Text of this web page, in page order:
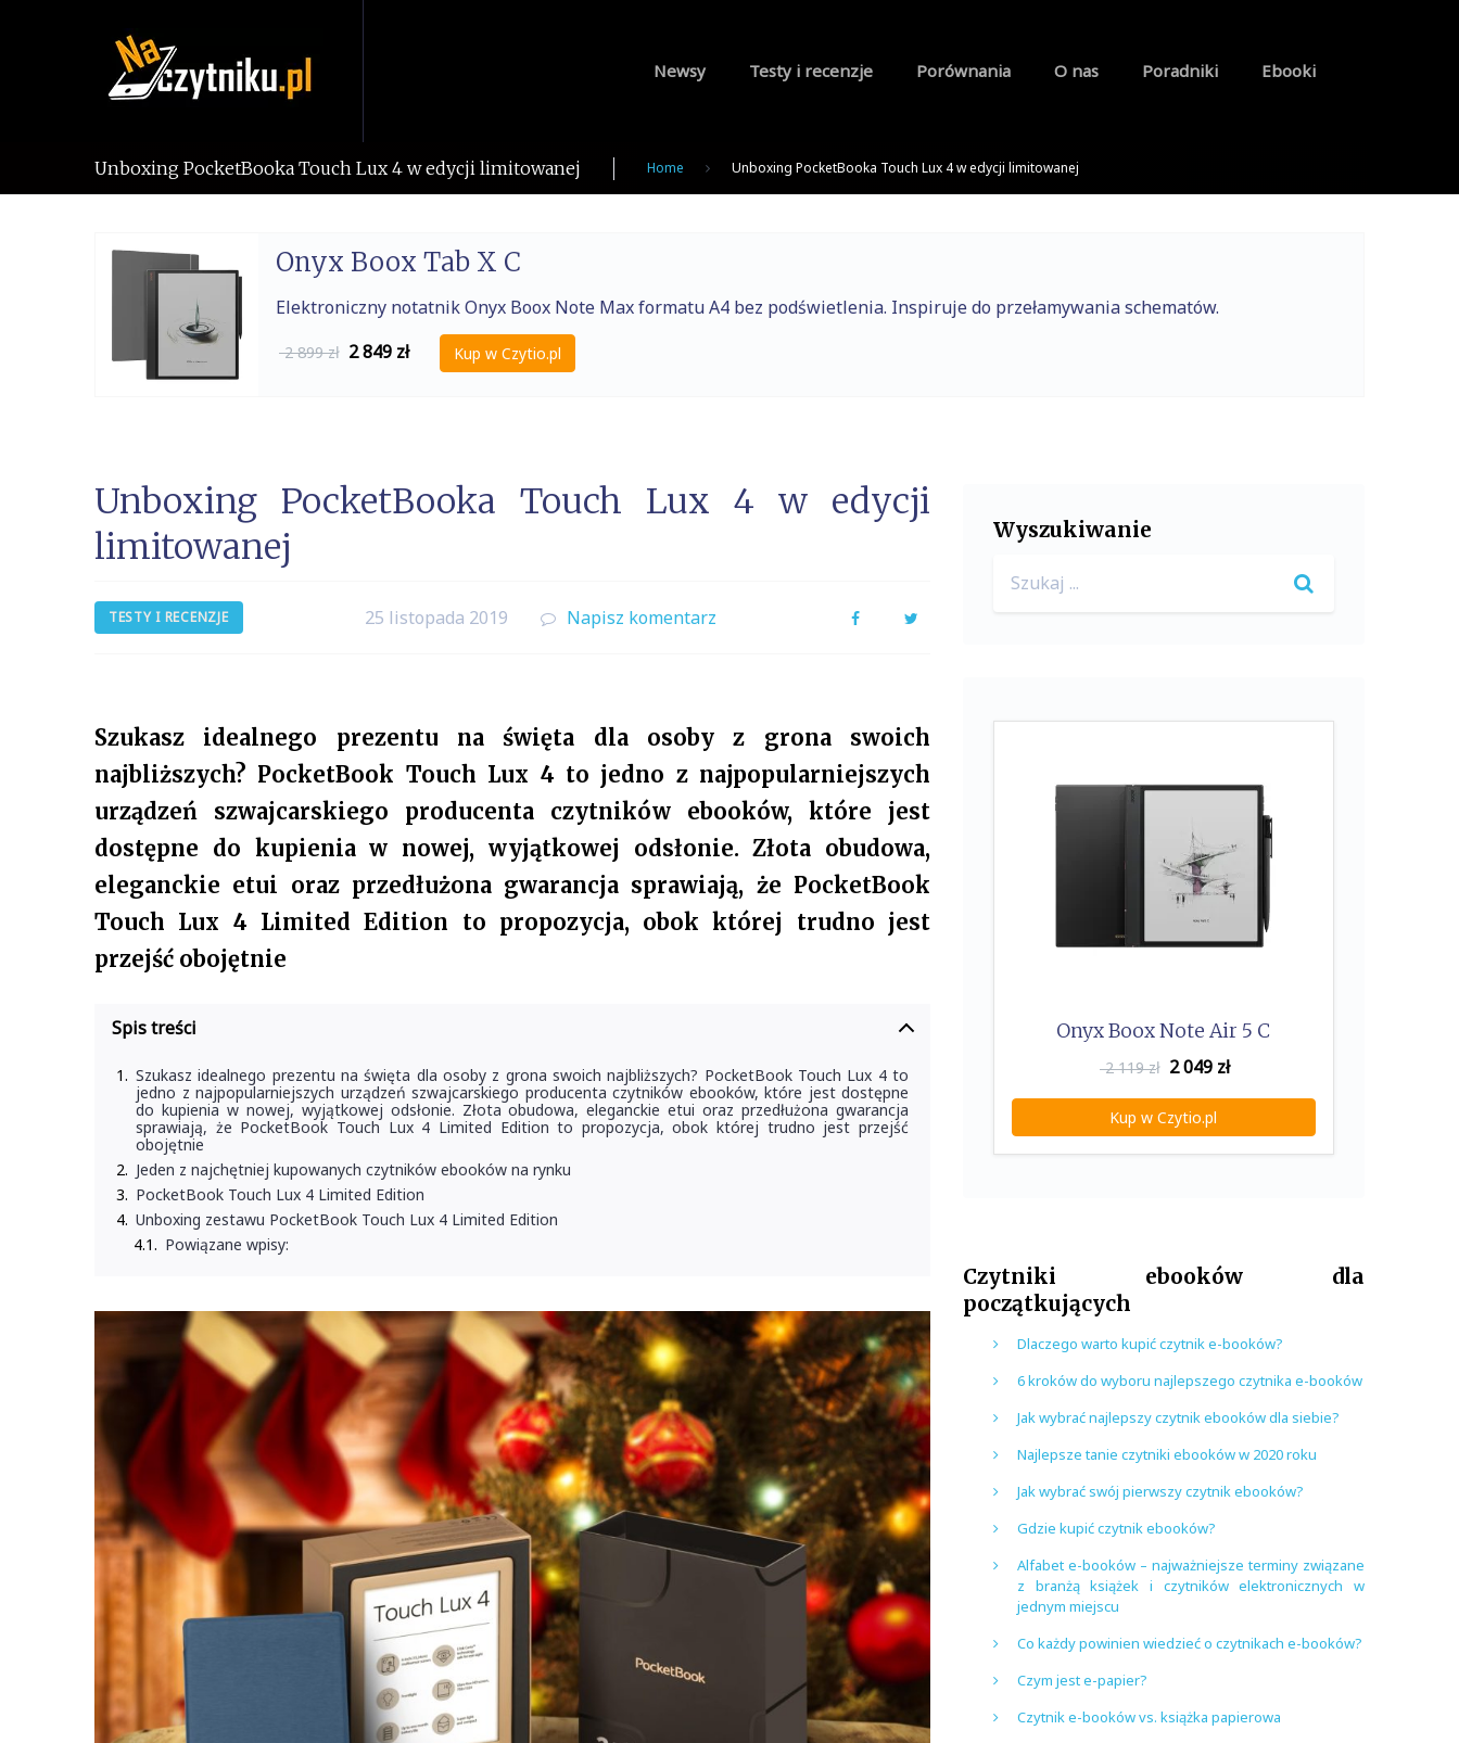
Newsy Testy i recenzje Porównania O nas Poradniki Ebooki
Unboxing PocketBooka Touch Lux 4 w edycji limitowanej Home Unboxing PocketBooka Touch Lux 4 w edycji limitowanej
Onyx Boox Tab X C
Elektroniczny notatnik Onyx Boox Note Max formatu A4 bez podświetlenia. Inspiruje do przełamywania schematów.
2 899 zł 2 849 zł Kup w Czytio.pl
Unboxing PocketBooka Touch Lux 4 w edycji
limitowanej
TESTY I RECENZJE 25 listopada 2019 Napisz komentarz Facebook
Szukasz idealnego prezentu na święta dla osoby z grona swoich
najbliższych? PocketBook Touch Lux 4 to jedno z najpopularniejszych
urządzeń szwajcarskiego producenta czytników ebooków, które jest
dostępne do kupienia w nowej, wyjątkowej odsłonie. Złota obudowa,
eleganckie etui oraz przedłużona gwarancja sprawiają, że PocketBook
Touch Lux 4 Limited Edition to propozycja, obok której trudno jest
przejść obojętnie
Spis treści
Szukasz idealnego prezentu na święta dla osoby z grona swoich najbliższych? PocketBook Touch Lux 4 to
jedno z najpopularniejszych urządzeń szwajcarskiego producenta czytników ebooków, które jest dostępne
do kupienia w nowej, wyjątkowej odsłonie. Złota obudowa, eleganckie etui oraz przedłużona gwarancja
sprawiają, że PocketBook Touch Lux 4 Limited Edition to propozycja, obok której trudno jest przejść
obojętnie
Jeden z najchętniej kupowanych czytników ebooków na rynku
PocketBook Touch Lux 4 Limited Edition
Unboxing zestawu PocketBook Touch Lux 4 Limited Edition
Powiązane wpisy:
Wyszukiwanie
for:
Onyx Boox Note Air 5 C
2 119 zł 2 049 zł
Kup w Czytio.pl
Czytniki ebooków dla
początkujących
Dlaczego warto kupić czytnik e-booków?
6 kroków do wyboru najlepszego czytnika e-booków
Jak wybrać najlepszy czytnik ebooków dla siebie?
Najlepsze tanie czytniki ebooków w 2020 roku
Jak wybrać swój pierwszy czytnik ebooków?
Gdzie kupić czytnik ebooków?
Alfabet e-booków – najważniejsze terminy związane
z branżą książek i czytników elektronicznych w
jednym miejscu
Co każdy powinien wiedzieć o czytnikach e-booków?
Czym jest e-papier?
Czytnik e-booków vs. książka papierowa